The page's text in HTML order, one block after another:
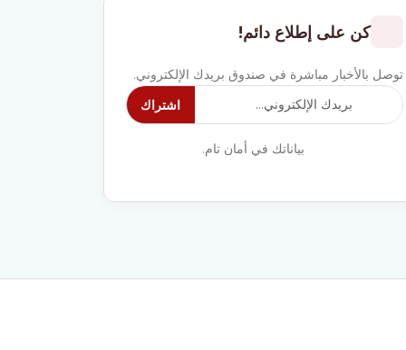
كن على إطلاع دائم!
توصل بالأخبار مباشرة في صندوق بريدك الإلكتروني.
اشتراك
بياناتك في أمان تام.